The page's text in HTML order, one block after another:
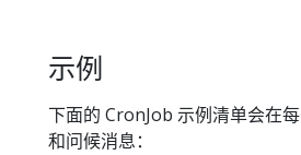
示例
下面的 CronJob 示例清单会在
和问候消息：